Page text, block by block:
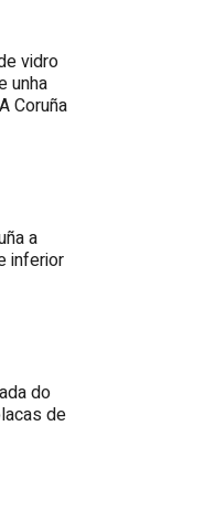
vidro
unha
Coruña
a
inferior
do
de